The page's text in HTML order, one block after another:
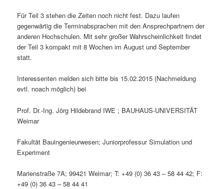
Für Teil 3 stehen die Zeiten noch nicht fest. Dazu laufen
gegenwärtig die Terminabsprachen mit den Ansprechpartnern der
anderen Hochschulen. Mit sehr großer Wahrscheinlichkeit findet
der Teil 3 kompakt mit 8 Wochen im August und September
statt.
Interessenten melden sich bitte bis 15.02.2015 (Nachmeldung
evtl. noach möglich) bei
Prof. Dr.-Ing. Jörg Hildebrand IWE ; BAUHAUS-UNIVERSITÄT
Weimar
Fakultät Bauingenieurwesen; Juniorprofessur Simulation und
Experiment
Marienstraße 7A; 99421 Weimar; T: +49 (0) 36 43 – 58 44 42; F:
+49 (0) 36 43 – 58 44 41